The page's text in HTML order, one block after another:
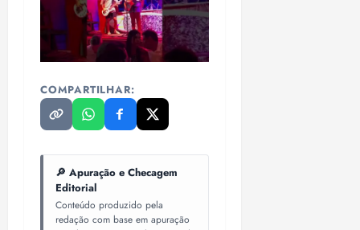
COMPARTILHAR:
🔎 Apuração e Checagem
Editorial
Conteúdo produzido pela
redação com base em apuração